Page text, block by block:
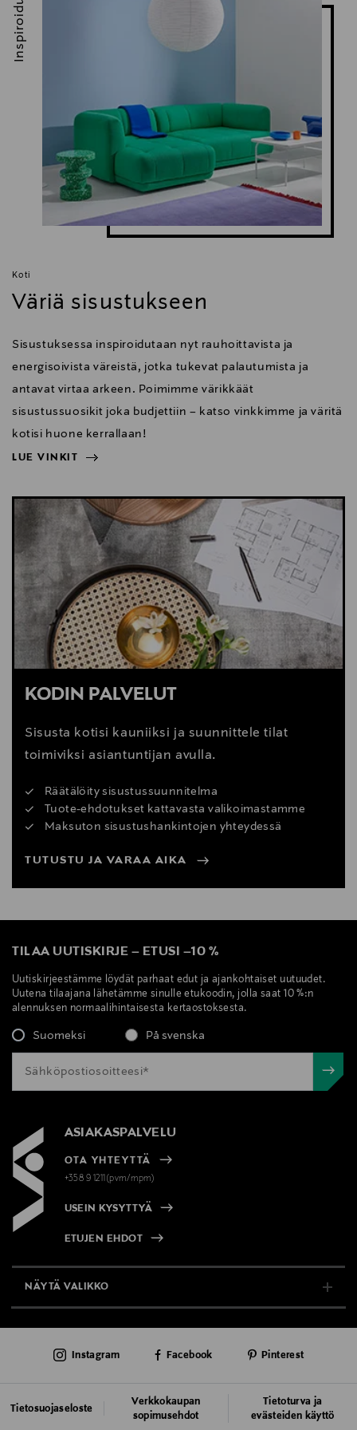
Koti
Väriä sisustukseen
Sisustuksessa inspiroidutaan nyt rauhoittavista ja
energisoivista väreistä, jotka tukevat palautumista ja
antavat virtaa arkeen. Poimimme värikkäät
sisustussuosikit joka budjettiin – katso vinkkimme ja väritä
kotisi huone kerrallaan!
LUE VINKIT
Inspiroidu
LUE VINKIT
KODIN PALVELUT
Sisusta kotisi kauniiksi ja suunnittele tilat
toimiviksi asiantuntijan avulla.
Räätälöity sisustussuunnitelma
Tuote-ehdotukset kattavasta valikoimastamme
Maksuton sisustushankintojen yhteydessä
TUTUSTU JA VARAA AIKA
TILAA UUTISKIRJE – ETUSI –10 %
Uutiskirjeestämme löydät parhaat edut ja ajankohtaiset uutuudet.
Uutena tilaajana lähetämme sinulle etukoodin, jolla saat 10 %:n
alennuksen normaalihintaisesta kertaostoksesta.
Suomeksi På svenska
ASIAKASPALVELU
OTA YHTEYTTÄ
+358 9 1211(pvm/mpm)
USEIN KYSYTTYÄ
ETUJEN EHDOT
NÄYTÄ VALIKKO
AJANKOHTAISTA
Tietosuojaseloste
Verkkokaupan
sopimusehdot
Tietoturva ja
evästeiden käyttö
Instagram Facebook Pinterest